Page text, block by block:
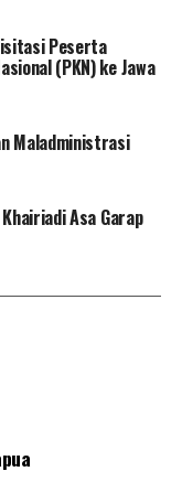
Peserta
(PKN) ke Jawa
Maladministrasi
Asa Garap